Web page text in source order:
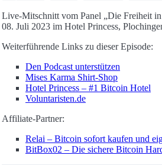
Live-Mitschnitt vom Panel „Die Freiheit
08. Juli 2023 im Hotel Princess,
Weiterführende Links zu dieser Episode:
Den Podcast unterstützen
Mises Karma Shirt-Shop
Hotel Princess – #1 Bitcoin Hotel
Voluntaristen.de
Affiliate-Partner:
Relai – Bitcoin sofort kaufen und
BitBox02 – Die sichere Bitcoin